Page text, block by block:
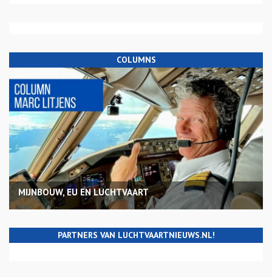
COLUMNS
MIJNBOUW, EU EN LUCHTVAART
PARTNERS VAN LUCHTVAARTNIEUWS.NL!